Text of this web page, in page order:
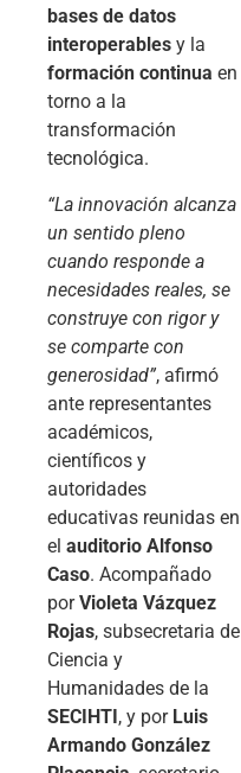
bases de datos
interoperables y la
formación continua en
torno a la
transformación
tecnológica.
“La innovación alcanza
un sentido pleno
cuando responde a
necesidades reales, se
construye con rigor y
se comparte con
generosidad”, afirmó
ante representantes
académicos,
científicos y
autoridades
educativas reunidas en
el auditorio Alfonso
Caso. Acompañado
porVioleta Vázquez
Rojas, subsecretaria de
Ciencia y
Humanidades de la
SECIHTI, y por Luis
Armando González